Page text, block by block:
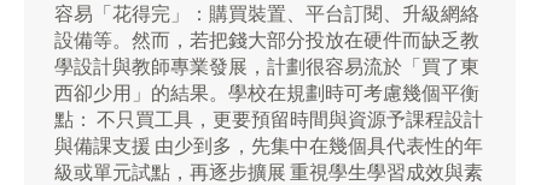
容易「花得完」：購買裝置、平台訂閱、升級網絡
設備等。然而，若把錢大部分投放在硬件而缺乏教
學設計與教師專業發展，計劃很容易流於「買了東
西卻少用」的結果。學校在規劃時可考慮幾個平衡
點： 不只買工具，更要預留時間與資源予課程設計
與備課支援 由少到多，先集中在幾個具代表性的年
級或單元試點，再逐步擴展 重視學生學習成效與素